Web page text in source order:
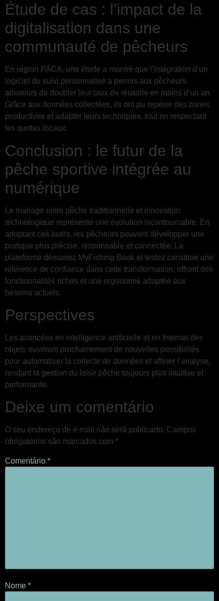
Étude de cas : l’impact de la
digitalisation dans une
communauté de pêcheurs
En région PACA, une étude a montré que l’intégration d’un
logiciel de suivi personnalisé a permis aux pêcheurs
amateurs de doubler leur taux de réussite en moins d’un an.
Grâce aux données collectées, ils ont pu repérer des zones
productives et adapter leurs techniques, tout en respectant
les quotas locaux.
Conclusion : le futur de la
pêche sportive intégrée au
numérique
Le mariage entre pêche traditionnelle et innovation
technologique représente une évolution incontournable. En
adoptant ces outils, les pêcheurs peuvent développer une
pratique plus précise, responsable et connectée. La
plateforme démarrez MyFishing Book et testez constitue une
référence de confiance dans cette transformation, offrant des
fonctionnalités riches et une ergonomie adaptée aux
besoins actuels.
Perspectives
Les avancées en intelligence artificielle et en Internet des
objets ouvriront prochainement de nouvelles possibilités
pour automatiser la collecte de données et affiner l’analyse,
rendant la gestion du loisir pêche toujours plus intuitive et
performante.
Deixe um comentário
O seu endereço de e-mail não será publicado. Campos
obrigatórios são marcados com *
Comentário *
Nome *